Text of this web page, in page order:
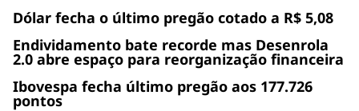
Dólar fecha o último pregão cotado a R$ 5,08
Endividamento bate recorde mas Desenrola
2.0 abre espaço para reorganização financeira
Ibovespa fecha último pregão aos 177.726
pontos